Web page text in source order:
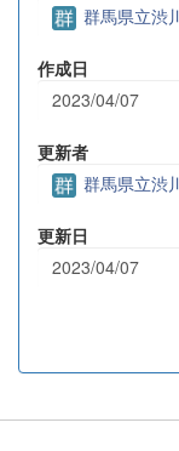
群馬県立渋
作成日
2023/04/07
更新者
群馬県立渋
更新日
2023/04/07